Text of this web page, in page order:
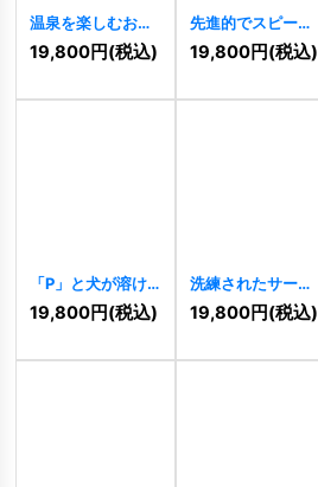
温泉を楽しむおに
ぎりのキャラクタ
ーロゴ [ 11481]
19,800円(税込)
先進的でスピード
感のある「B」の
ロゴ 11482]
19,800円(税込)
「P」と犬が溶け
合うナチュラルな
ロゴ 11480]
19,800円(税込)
洗練されたサーク
ルスタイルの
「AS」のロゴ
19,800円(税込)